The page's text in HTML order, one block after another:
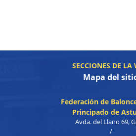
SECCIONES DE LA
Mapa del
Federación de
Principado de
Avda. del Llano 69,
/